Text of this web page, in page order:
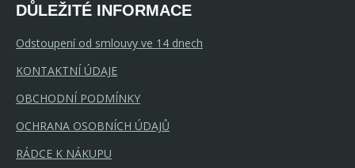
DŮLEŽITÉ INFORMACE
Odstoupení od smlouvy ve 14 dnech
KONTAKTNÍ ÚDAJE
OBCHODNÍ PODMÍNKY
OCHRANA OSOBNÍCH ÚDAJŮ
RÁDCE K NÁKUPU